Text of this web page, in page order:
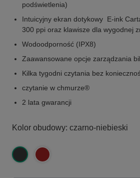
podświetlenia)
Intuicyjny ekran dotykowy E-ink
300 ppi oraz klawisze dla wygodnej
Wodoodporność (IPX8)
Zaawansowane opcje zarządzania
Kilka tygodni czytania bez
czytanie w chmurze®
2 lata gwarancji
Kolor obudowy: czarno-niebieski